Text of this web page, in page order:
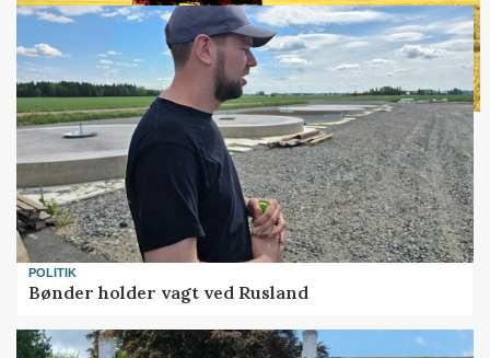
POLITIK
Bønder holder vagt ved Rusland